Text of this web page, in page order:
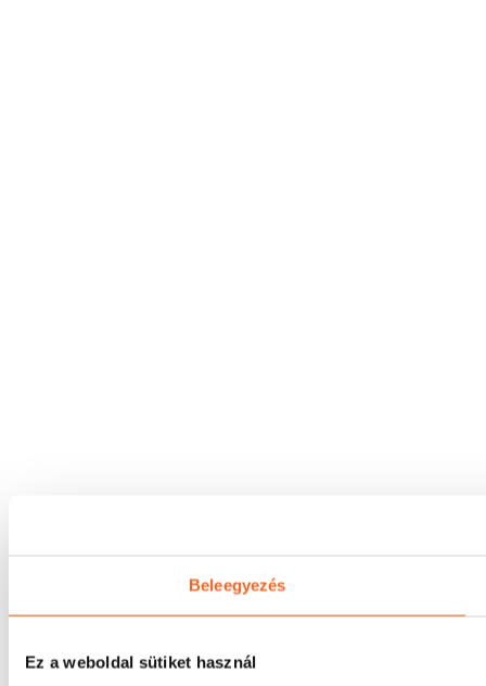
Beleegyezés
Ez a weboldal sütiket használ